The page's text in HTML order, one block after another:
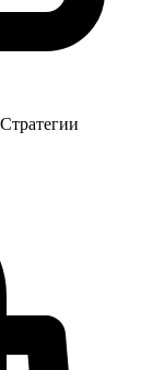
Стратегии